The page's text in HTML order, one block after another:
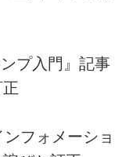
プ入門』記事
フォメーショ